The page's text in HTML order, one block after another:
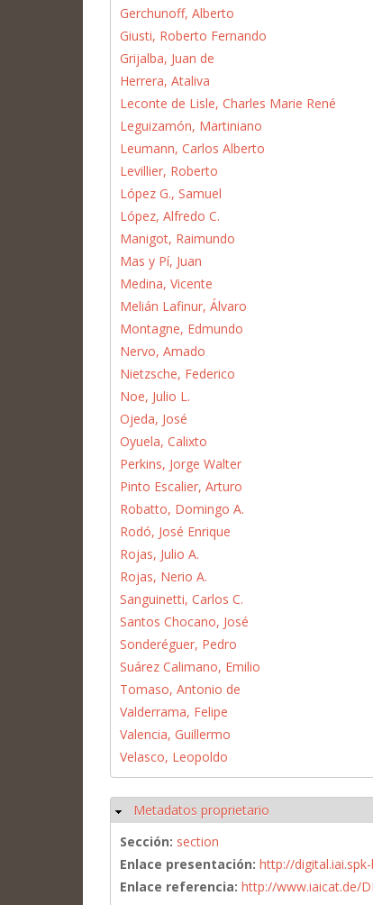
Gerchunoff, Alberto
Giusti, Roberto Fernando
Grijalba, Juan de
Herrera, Ataliva
Leconte de Lisle, Charles Marie René
Leguizamón, Martiniano
Leumann, Carlos Alberto
Levillier, Roberto
López G., Samuel
López, Alfredo C.
Manigot, Raimundo
Mas y Pí, Juan
Medina, Vicente
Melián Lafinur, Álvaro
Montagne, Edmundo
Nervo, Amado
Nietzsche, Federico
Noe, Julio L.
Ojeda, José
Oyuela, Calixto
Perkins, Jorge Walter
Pinto Escalier, Arturo
Robatto, Domingo A.
Rodó, José Enrique
Rojas, Julio A.
Rojas, Nerio A.
Sanguinetti, Carlos C.
Santos Chocano, José
Sonderéguer, Pedro
Suárez Calimano, Emilio
Tomaso, Antonio de
Valderrama, Felipe
Valencia, Guillermo
Velasco, Leopoldo
Ocultar
Metadatos proprietario
Sección: section
Enlace presentación: http://
Enlace referencia: http://www.iaicat.de/